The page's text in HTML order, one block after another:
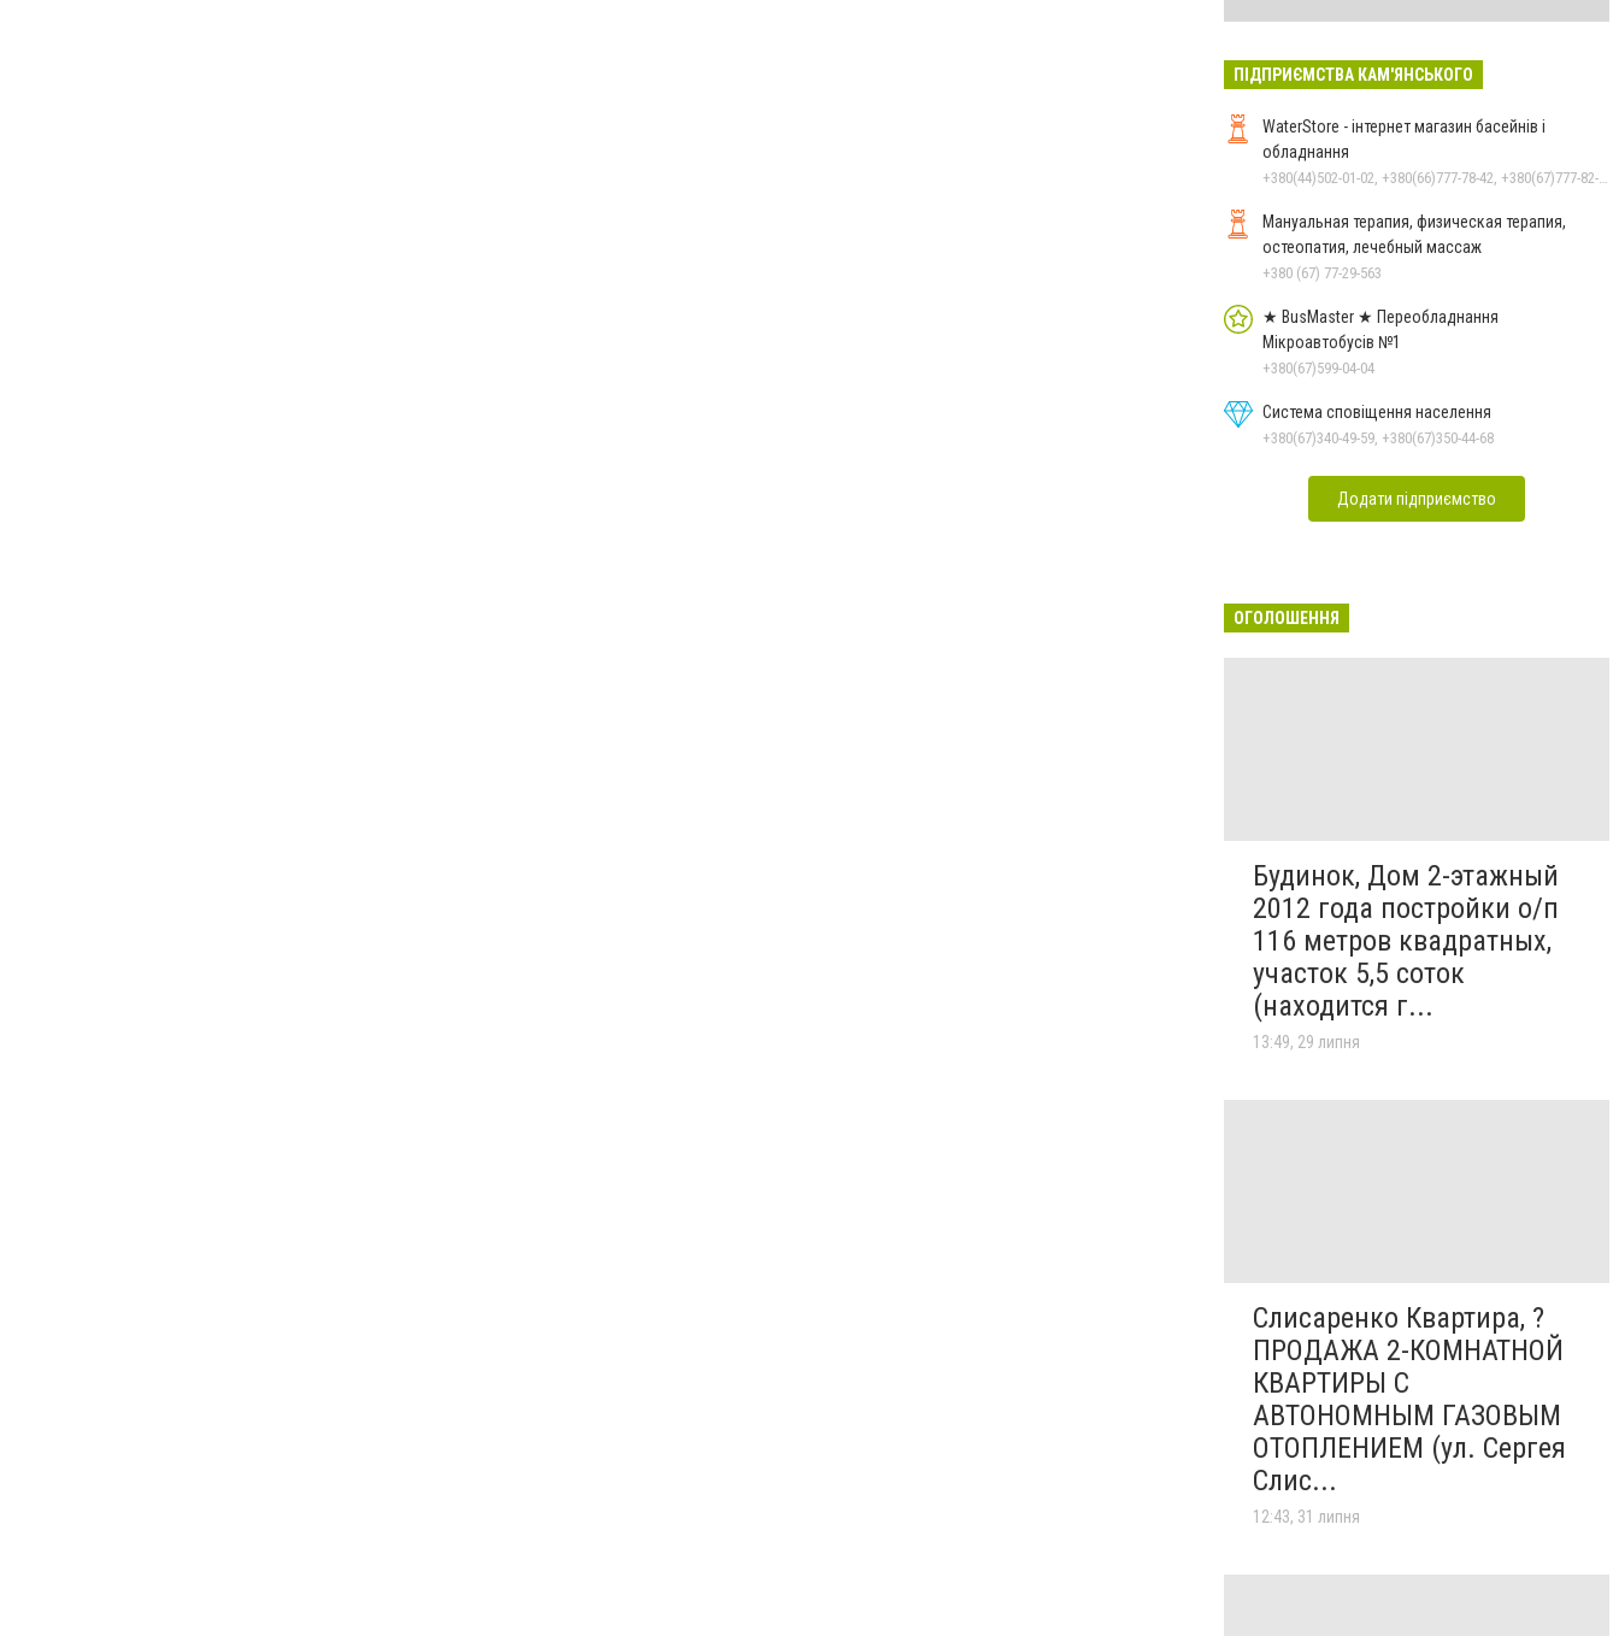
ПІДПРИЄМСТВА КАМ'ЯНСЬКОГО
WaterStore - інтернет магазин басейнів і
обладнання
Мануальная терапия, физическая терапия,
остеопатия, лечебный массаж
+380 (67) 77-29-563
★ BusMaster ★ Переобладнання
Мікроавтобусів №1
+380(67)599-04-04
Система сповіщення населення
+380(67)340-49-59, +380(67)350-44-68
Додати підприємство
ОГОЛОШЕННЯ
Будинок, Дом 2-этажный
2012 года постройки о/п
116 метров квадратных,
участок 5,5 соток
(находится г...
13:49, 29 липня
Слисаренко Квартира, ?
ПРОДАЖА 2-КОМНАТНОЙ
КВАРТИРЫ С
АВТОНОМНЫМ ГАЗОВЫМ
ОТОПЛЕНИЕМ (ул. Сергея
Слис...
12:43, 31 липня